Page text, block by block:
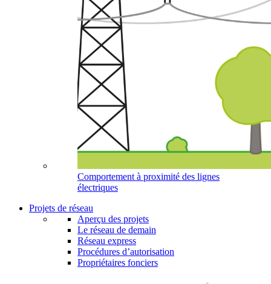
Comportement à proximité des lignes
électriques
Projets de réseau
Aperçu des projets
Le réseau de demain
Réseau express
Procédures d’autorisation
Propriétaires fonciers